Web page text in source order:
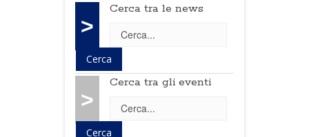
>
Cerca tra le news
>
Cerca tra gli eventi